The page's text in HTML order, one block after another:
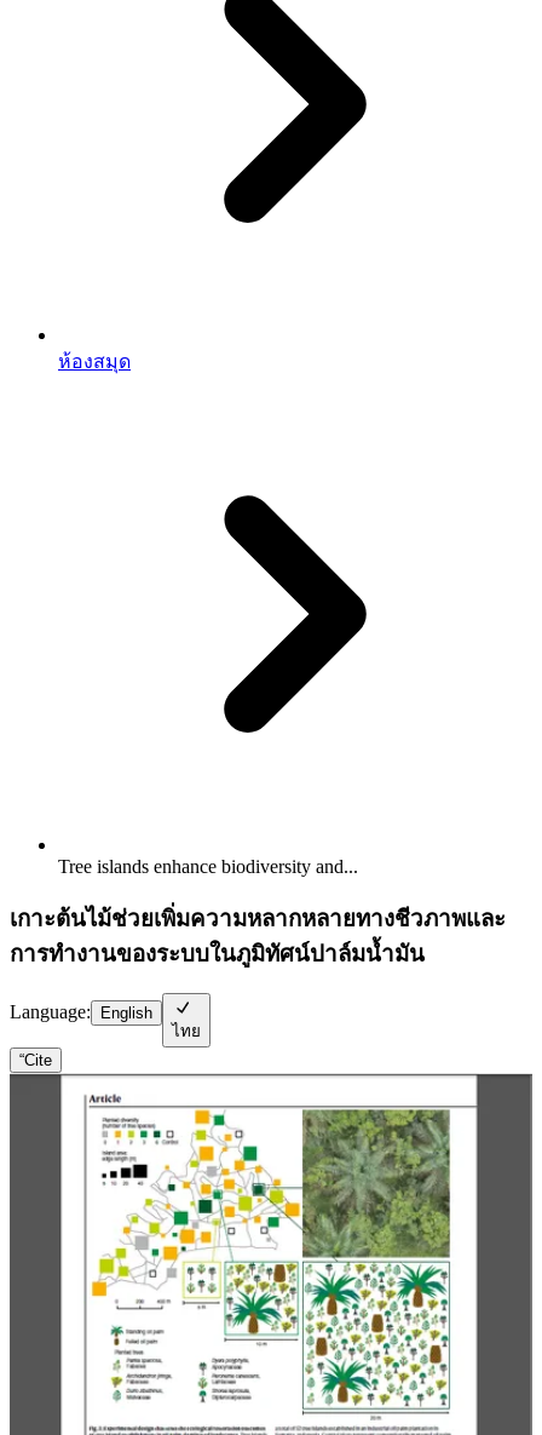
ห้องสมุด
Tree islands enhance biodiversity and...
เกาะต้นไม้ช่วยเพิ่มความหลากหลายทางชีวภาพและ
การทำงานของระบบในภูมิทัศน์ปาล์มน้ำมัน
Language:
English
ไทย
“Cite